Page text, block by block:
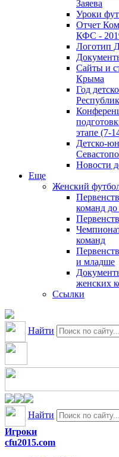
Заяева
Уроки
Отчет
КФС -
Логотип
Сайты и
Крыма
Год
этапе (7-
Детско-
Новости
Еще
Женский
команд до
команд
и младше
женских
Ссылки
Найти
Найти
Игроки
cfu2015.com